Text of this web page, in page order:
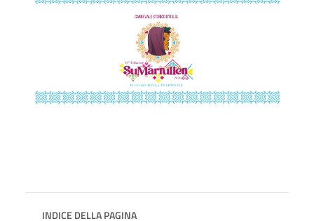
INDICE DELLA PAGINA